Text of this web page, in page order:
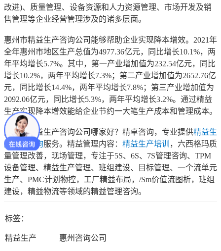
改进)、质量管理、设备资源和人力资源管理、市场开发及销
售管理等企业经营管理涉及的诸多层面。
惠州市精益生产咨询公司能够帮助企业实现降本增效。2021年
全年惠州市地区生产总值为4977.36亿元，同比增长10.1%，两
年平均增长5.7%。其中，第一产业增加值为232.54亿元，同比
增长10.2%，两年平均增长7.3%；第二产业增加值为2652.76亿
元，同比增长14.4%，两年平均增长7.8%；第三产业增加值为
2092.06亿元，同比增长5.3%，两年平均增长3.2%。通过精益
生产实现降本增效能给企业节约一大笔生产成本和管理成本。
惠州市精益生产咨询公司哪家好？精卓咨询，专业提供精益生
产管理咨询服务。精益管理内容： 精益生产培训 ，六西格玛质
量管理改善，现场管理，专注于5S、6S、7S管理咨询、TPM
设备管理、精益生产管理、班组建设、目标管理、一个流单元
生产、PMC计划物控，工厂精益布局，/Sm价值流图析，班组
建设，精益物流等领域的精益管理咨询。
标签：
精益生产 惠州咨询公司